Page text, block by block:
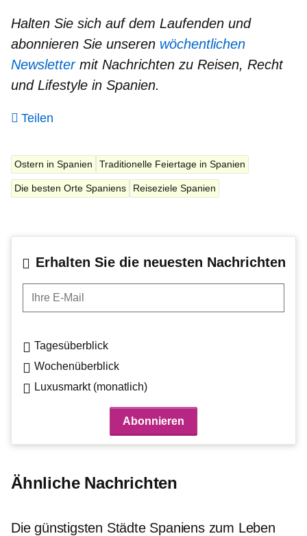
Halten Sie sich auf dem Laufenden und
abonnieren Sie unseren wöchentlichen
Newsletter mit Nachrichten zu Reisen, Recht
und Lifestyle in Spanien.
Teilen
Ostern in Spanien Traditionelle Feiertage in Spanien
Die besten Orte Spaniens Reiseziele Spanien
Erhalten Sie die neuesten Nachrichten
Ihre E-Mail
Tagesüberblick
Wochenüberblick
Luxusmarkt (monatlich)
Ähnliche Nachrichten
Die günstigsten Städte Spaniens zum Leben